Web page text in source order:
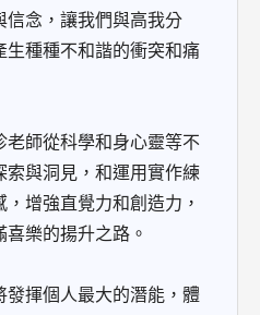
信念，讓我們與高我分
生種種不和諧的衝突和痛
師從科學和身心靈等不
索與洞見，和運用實作練
增強直覺力和創造力，
樂的揚升之路。
揮個人最大的潛能，體